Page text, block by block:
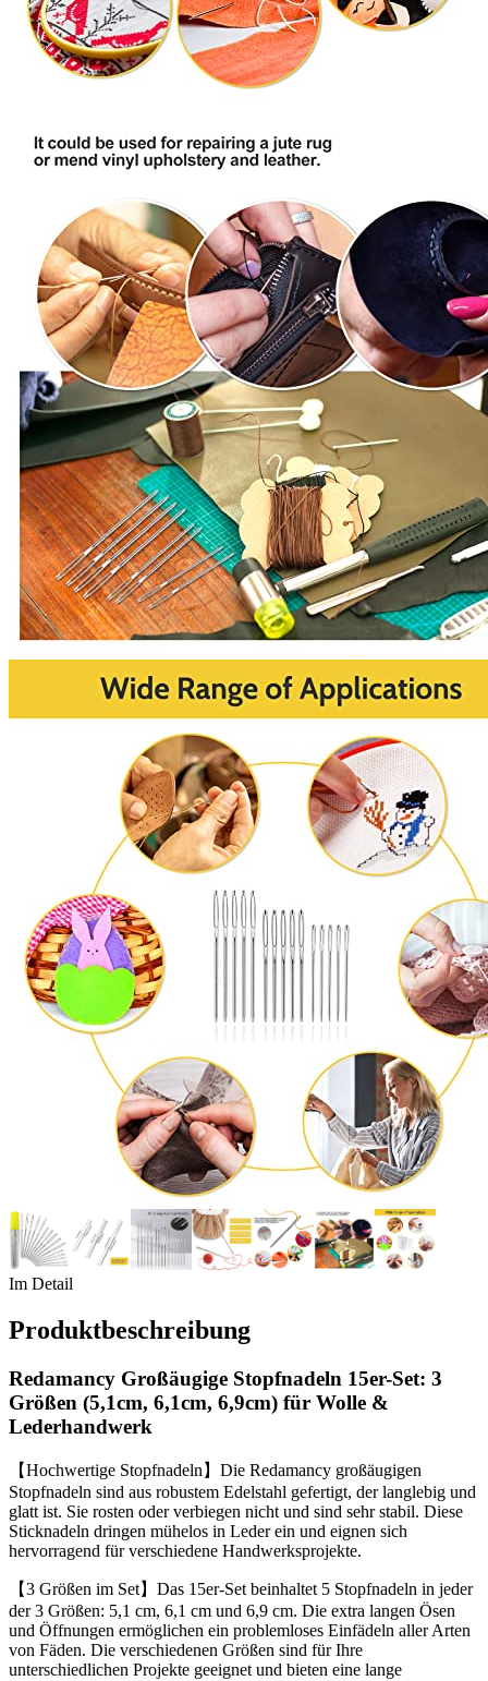
Im Detail
Produktbeschreibung
Redamancy Großäugige Stopfnadeln 15er-Set: 3
Größen (5,1cm, 6,1cm, 6,9cm) für Wolle &
Lederhandwerk
【Hochwertige Stopfnadeln】Die Redamancy großäugigen
Stopfnadeln sind aus robustem Edelstahl gefertigt, der langlebig und
glatt ist. Sie rosten oder verbiegen nicht und sind sehr stabil. Diese
Sticknadeln dringen mühelos in Leder ein und eignen sich
hervorragend für verschiedene Handwerksprojekte.
【3 Größen im Set】Das 15er-Set beinhaltet 5 Stopfnadeln in jeder
der 3 Größen: 5,1 cm, 6,1 cm und 6,9 cm. Die extra langen Ösen
und Öffnungen ermöglichen ein problemloses Einfädeln aller Arten
von Fäden. Die verschiedenen Größen sind für Ihre
unterschiedlichen Projekte geeignet und bieten eine lange